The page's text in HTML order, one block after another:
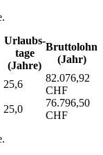
Urlaubs­
tage
(Jahre)
Bruttolohn
(Jahr)
25,6
82.076,92
CHF
25,0
76.796,50
CHF